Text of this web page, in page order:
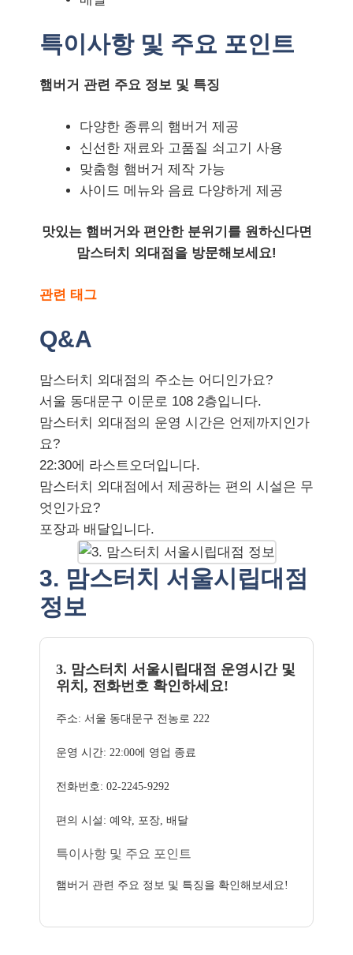
특이사항 및 주요 포인트
햄버거 관련 주요 정보 및 특징
다양한 종류의 햄버거 제공
신선한 재료와 고품질 쇠고기 사용
맞춤형 햄버거 제작 가능
사이드 메뉴와 음료 다양하게 제공
맛있는 햄버거와 편안한 분위기를 원하신다면
맘스터치 외대점을 방문해보세요!
관련 태그
Q&A
맘스터치 외대점의 주소는 어디인가요?
서울 동대문구 이문로 108 2층입니다.
맘스터치 외대점의 운영 시간은 언제까지인가
요?
22:30에 라스트오더입니다.
맘스터치 외대점에서 제공하는 편의 시설은 무
엇인가요?
포장과 배달입니다.
3. 맘스터치 서울시립대점
정보
3. 맘스터치 서울시립대점 운영시간 및
위치, 전화번호 확인하세요!
주소: 서울 동대문구 전농로 222
운영 시간: 22:00에 영업 종료
전화번호: 02-2245-9292
편의 시설: 예약, 포장, 배달
특이사항 및 주요 포인트
햄버거 관련 주요 정보 및 특징을 확인해보세요!